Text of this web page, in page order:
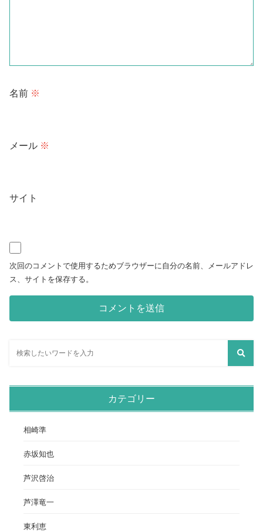
名前 ※
メール ※
サイト
次回のコメントで使用するためブラウザーに自分の名前、メールアドレ
ス、サイトを保存する。
カテゴリー
相崎準
赤坂知也
芦沢啓治
芦澤竜一
東利恵